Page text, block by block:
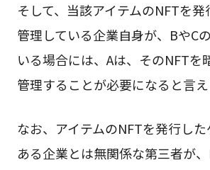
そして、当該アイテムのNFTを発
管理している企業自身が、BやC
いる場合には、Aは、そのNFTを
管理することが必要になると言え
なお、アイテムのNFTを発行し
ある企業とは無関係な第三者が